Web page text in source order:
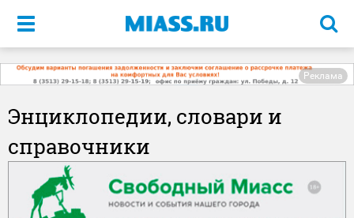
Меню
Реклама
Энциклопедии, словари и
справочники